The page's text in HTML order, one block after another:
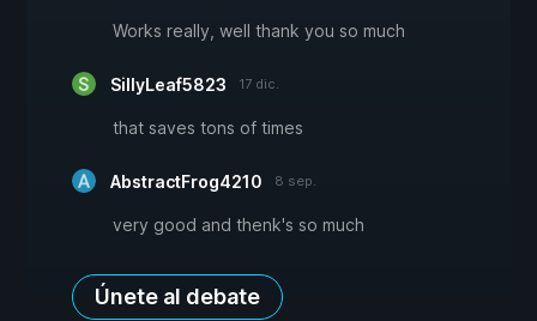
Works really, well thank you so much
SillyLeaf5823 17 dic.
that saves tons of times
AbstractFrog4210 8 sep.
very good and thenk's so much
Únete al debate